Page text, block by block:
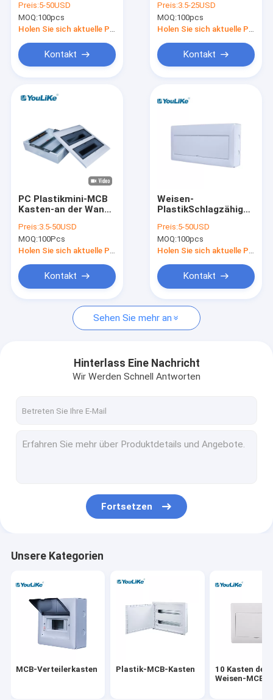
Über uns
Fabrik-Ausflug
Nachrichten
Fälle
MCB-Verteilerkasten
10 Kasten der Weisen-MCB
Kasten des einphasig-MCB
Ebener Berg-Verteilerkasten
Spannungsverteilerbrett im Freien
Äquipotentialer Kasten
Energie-Verteilen der
Weisen-55A 18
kleines
Preis:5-50USD
MOQ:100pcs
Holen Sie sich aktuelle Preis
Kontakt
Einschließungs-
Kasten PVCs MCB
Preis:3.5-25USD
MOQ:100pcs
Holen Sie sich aktuelle Preis
Kontakt
PC Plastikmini-MCB
Kasten-an der Wand
IP40 des
einschließungs-
Leistungsschalter-
Preis:3.5-50USD
MOQ:100Pcs
Holen Sie sich aktuelle Preis
Kontakt
Weisen-
PlastikSchlagzähigkeit
Kasten-18 mit
undurchsichtigem
Fenster
Preis:5-50USD
MOQ:100pcs
Holen Sie sich aktuelle Preis
Kontakt
Sehen Sie mehr an
Hinterlass Eine Nachricht
Wir Werden Schnell Antworten
Fortsetzen
Unsere Kategorien
MCB-Verteilerkasten Plastik-MCB-Kasten
10 Kasten der
Weisen-MCB